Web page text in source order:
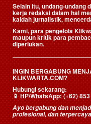
Selain itu, undang-undang
kerja redaksi dalam hal
kaidah jurnalistik,
Kami, para pengelola
maupun kritik para
diperlukan.
INGIN BERGABUNG
KLIKWARTA.COM?
Hubungi sekarang:
📱HP/WhatsApp:(+62)
Ayo bergabung dan
profesional, dan